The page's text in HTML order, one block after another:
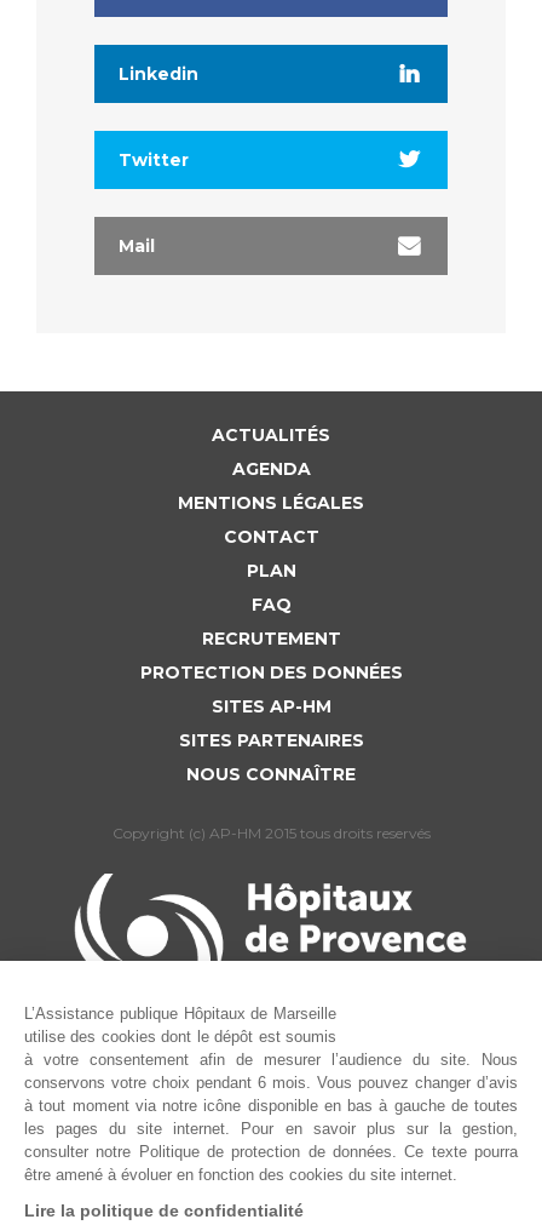
Linkedin
Twitter
Mail
ACTUALITÉS
AGENDA
MENTIONS LÉGALES
CONTACT
PLAN
FAQ
RECRUTEMENT
PROTECTION DES DONNÉES
SITES AP-HM
SITES PARTENAIRES
NOUS CONNAÎTRE
Copyright (c) AP-HM 2015 tous droits reservés
L’Assistance publique Hôpitaux de Marseille
utilise des cookies dont le dépôt est soumis
à votre consentement afin de mesurer l’audience du site. Nous
conservons votre choix pendant 6 mois. Vous pouvez changer d’avis
à tout moment via notre icône disponible en bas à gauche de toutes
les pages du site internet. Pour en savoir plus sur la gestion,
consulter notre Politique de protection de données. Ce texte pourra
être amené à évoluer en fonction des cookies du site internet.
Lire la politique de confidentialité